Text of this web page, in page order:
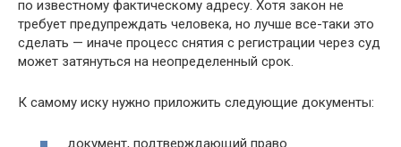
по известному фактическому адресу. Хотя закон не
требует предупреждать человека, но лучше все-таки это
сделать — иначе процесс снятия с регистрации через суд
может затянуться на неопределенный срок.
К самому иску нужно приложить следующие документы:
документ, подтверждающий право